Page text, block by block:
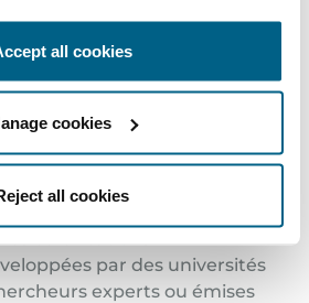
all cookies
cookies
all cookies
l'efficacité
sur l'efficacité énergétique, la
par des universités
experts ou émises